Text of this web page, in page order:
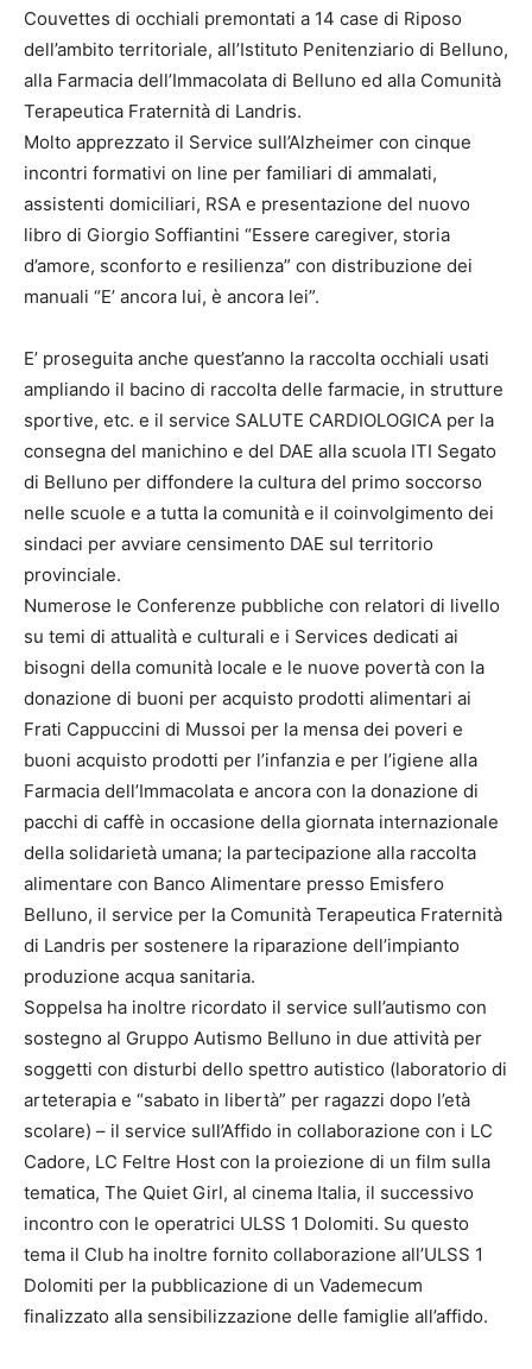
Couvettes di occhiali premontati a 14 case di Riposo
dell’ambito territoriale, all’Istituto Penitenziario di Belluno,
alla Farmacia dell’Immacolata di Belluno ed alla Comunità
Terapeutica Fraternità di Landris.
Molto apprezzato il Service sull’Alzheimer con cinque
incontri formativi on line per familiari di ammalati,
assistenti domiciliari, RSA e presentazione del nuovo
libro di Giorgio Soffiantini “Essere caregiver, storia
d’amore, sconforto e resilienza” con distribuzione dei
manuali “E’ ancora lui, è ancora lei”.
E’ proseguita anche quest’anno la raccolta occhiali usati
ampliando il bacino di raccolta delle farmacie, in strutture
sportive, etc. e il service SALUTE CARDIOLOGICA per la
consegna del manichino e del DAE alla scuola ITI Segato
di Belluno per diffondere la cultura del primo soccorso
nelle scuole e a tutta la comunità e il coinvolgimento dei
sindaci per avviare censimento DAE sul territorio
provinciale.
Numerose le Conferenze pubbliche con relatori di livello
su temi di attualità e culturali e i Services dedicati ai
bisogni della comunità locale e le nuove povertà con la
donazione di buoni per acquisto prodotti alimentari ai
Frati Cappuccini di Mussoi per la mensa dei poveri e
buoni acquisto prodotti per l’infanzia e per l’igiene alla
Farmacia dell’Immacolata e ancora con la donazione di
pacchi di caffè in occasione della giornata internazionale
della solidarietà umana; la partecipazione alla raccolta
alimentare con Banco Alimentare presso Emisfero
Belluno, il service per la Comunità Terapeutica Fraternità
di Landris per sostenere la riparazione dell’impianto
produzione acqua sanitaria.
Soppelsa ha inoltre ricordato il service sull’autismo con
sostegno al Gruppo Autismo Belluno in due attività per
soggetti con disturbi dello spettro autistico (laboratorio di
arteterapia e “sabato in libertà” per ragazzi dopo l’età
scolare) – il service sull’Affido in collaborazione con i LC
Cadore, LC Feltre Host con la proiezione di un film sulla
tematica, The Quiet Girl, al cinema Italia, il successivo
incontro con le operatrici ULSS 1 Dolomiti. Su questo
tema il Club ha inoltre fornito collaborazione all’ULSS 1
Dolomiti per la pubblicazione di un Vademecum
finalizzato alla sensibilizzazione delle famiglie all’affido.